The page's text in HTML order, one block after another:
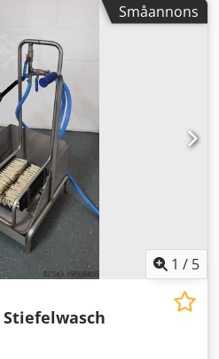
Småannons
1 / 5
Stiefelwasch